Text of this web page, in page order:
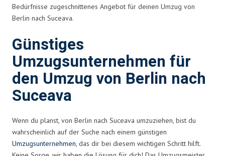
Bedürfnisse zugeschnittenes Angebot für deinen Umzug von
Berlin nach Suceava.
Günstiges
Umzugsunternehmen für
den Umzug von Berlin nach
Suceava
Wenn du planst, von Berlin nach Suceava umzuziehen, bist du
wahrscheinlich auf der Suche nach einem günstigen
Umzugsunternehmen, das dir bei diesem wichtigen Schritt hilft.